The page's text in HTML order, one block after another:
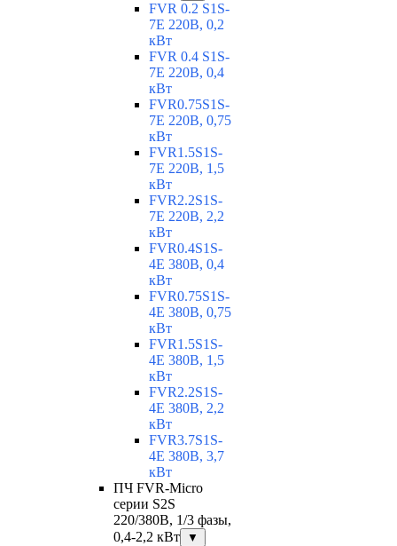
FVR 0.2 S1S-
7E 220В, 0,2
кВт
FVR 0.4 S1S-
7E 220В, 0,4
кВт
FVR0.75S1S-
7E 220В, 0,75
кВт
FVR1.5S1S-
7E 220В, 1,5
кВт
FVR2.2S1S-
7E 220В, 2,2
кВт
FVR0.4S1S-
4E 380В, 0,4
кВт
FVR0.75S1S-
4E 380В, 0,75
кВт
FVR1.5S1S-
4E 380В, 1,5
кВт
FVR2.2S1S-
4E 380В, 2,2
кВт
FVR3.7S1S-
4E 380В, 3,7
кВт
ПЧ FVR-Micro
серии S2S
220/380В, 1/3 фазы,
0,4-2,2 кВт
▼